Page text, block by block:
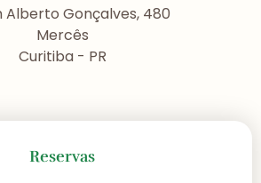
Alberto Gonçalves, 480
Mercês
Curitiba - PR
Reservas